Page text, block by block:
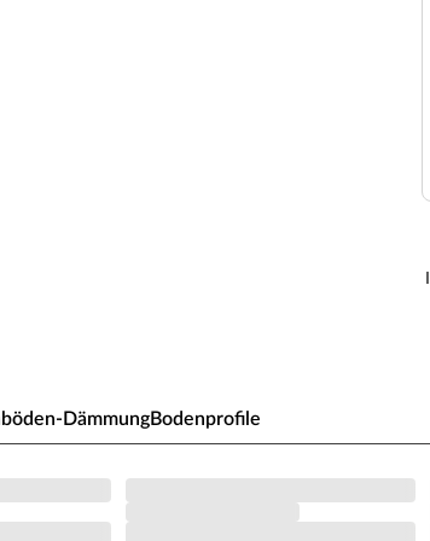
thermischen Leitfähigkeit eignet
Klickverbindung. Der Bodenbelag
Nutzungsklasse (NK) 33 weist den Boden für
DämmungBodenprofile